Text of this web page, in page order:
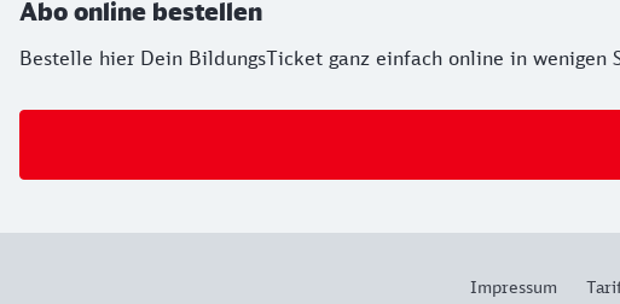
Abo online bestellen
Bestelle hier Dein BildungsTicket ganz einfach online in
Impressum